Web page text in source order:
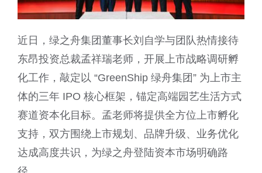
近日，绿之舟集团董事长刘自学与团队热情接待
东昂投资总裁孟祥瑞老师，开展上市战略调研孵
化工作，敲定以 “GreenShip 绿舟集团” 为上市主
体的三年 IPO 核心框架，锚定高端园艺生活方式
赛道资本化目标。孟老师将提供全方位上市孵化
支持，双方围绕上市规划、品牌升级、业务优化
达成高度共识，为绿之舟登陆资本市场明确路